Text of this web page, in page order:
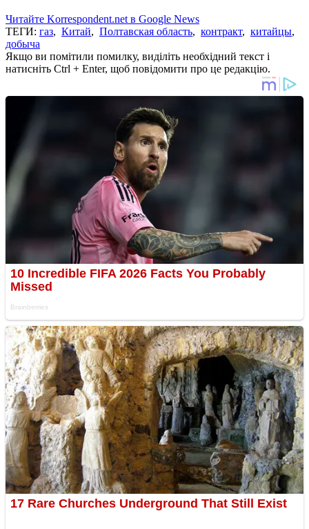
Читайте Korrespondent.net в Google News
ТЕГИ: газ, Китай, Полтавская область, контракт, китайцы,
добыча
Якщо ви помітили помилку, виділіть необхідний текст і
натисніть Ctrl + Enter, щоб повідомити про це редакцію.